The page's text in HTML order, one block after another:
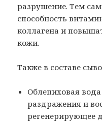
разрушение. Тем
способность
коллагена и
кожи.
Также в составе
Облепиховая
раздражения и
регенерирующее